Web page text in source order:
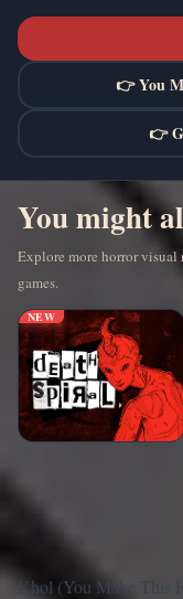
👉 You
👉
You might
Explore more horror
games.
NEW
Khol (You Make This